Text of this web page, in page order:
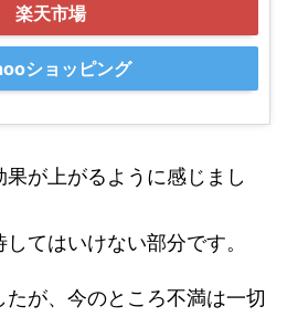
楽天市場
ショッピング
が上がるように感じまし
てはいけない部分です。
たが、今のところ不満は一切